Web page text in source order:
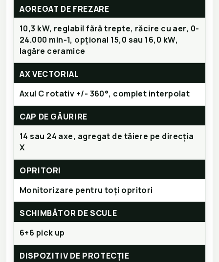
AGREGAT DE FREZARE
10,3 kW, reglabil fără trepte, răcire cu aer, 0-
24.000 min-1, opțional 15,0 sau 16,0 kW,
lagăre ceramice
AX VECTORIAL
Axul C rotativ +/- 360°, complet interpolat
CAP DE GĂURIRE
14 sau 24 axe, agregat de tăiere pe direcția
X
OPRITORI
Monitorizare pentru toți opritori
SCHIMBĂTOR DE SCULE
6+6 pick up
DISPOZITIV DE PROTECȚIE